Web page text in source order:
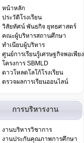
หน้าหลัก
ประวัติโรงเรียน
วิสัยทัศน์ พันธกิจ ยุทธศาสตร์
คณะผู้บริหารสถานศึกษา
ทำเนียบผู้บริหาร
ศูนย์การเรียนรู้เศรษฐกิจพอเพียง
โครงการ SBMLD
ดาวโหลดโลโก้โรงเรียน
ตรวจผลการเรียนออนไลน์
การบริหารงาน
งานบริหารวิชาการ
งานประกันคุณภาพการศึกษา